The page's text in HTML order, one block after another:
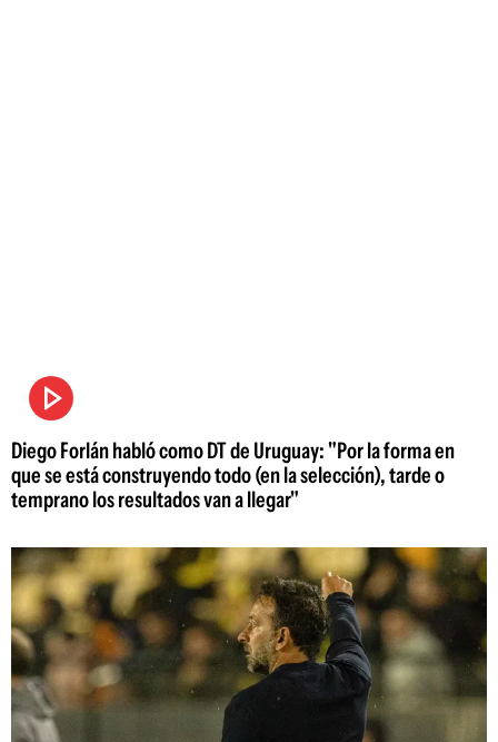
Diego Forlán habló como DT de Uruguay: "Por la forma en
que se está construyendo todo (en la selección), tarde o
temprano los resultados van a llegar"